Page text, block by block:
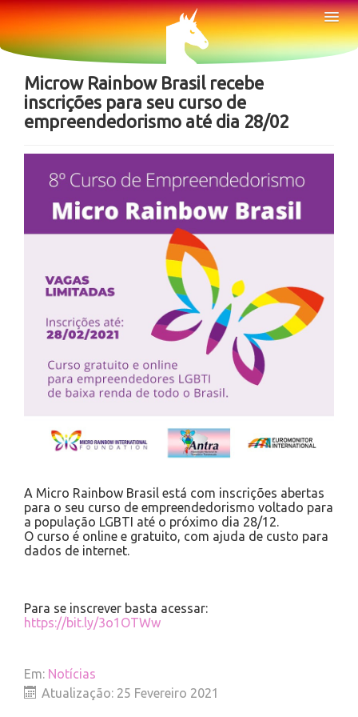
Sobre
Notícias
Microw Rainbow Brasil recebe
inscrições para seu curso de
empreendedorismo até dia 28/02
A Micro Rainbow Brasil está com inscrições abertas
para o seu curso de empreendedorismo voltado para
a população LGBTI até o próximo dia 28/12.
O curso é online e gratuito, com ajuda de custo para
dados de internet.
Para se inscrever basta acessar:
https://bit.ly/3o1OTWw
Em: Notícias
Atualização: 25 Fevereiro 2021